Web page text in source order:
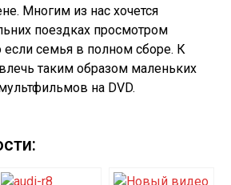
Многим из нас хочется
поездках просмотром
семья в полном сборе. К
таким образом маленьких
на DVD.